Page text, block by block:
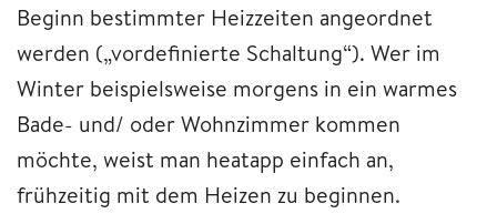
Beginn bestimmter Heizzeiten angeordnet
werden („vordefinierte Schaltung“). Wer im
Winter beispielsweise morgens in ein warmes
Bade- und/ oder Wohnzimmer kommen
möchte, weist man heatapp einfach an,
frühzeitig mit dem Heizen zu beginnen.